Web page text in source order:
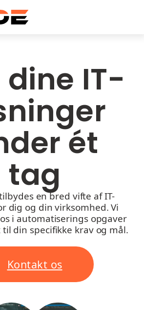
dine IT-
ét
tag
en bred vifte af IT-
dig og din virksomhed. Vi
i automatiserings opgaver
din specifikke krav og mål.
Kontakt os